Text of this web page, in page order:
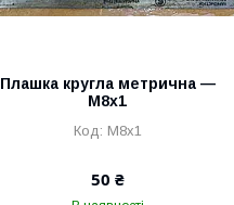
Плашка кругла метрична —
M8x1
M8x1
50 ₴